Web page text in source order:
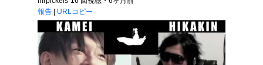
報告
URLコピー